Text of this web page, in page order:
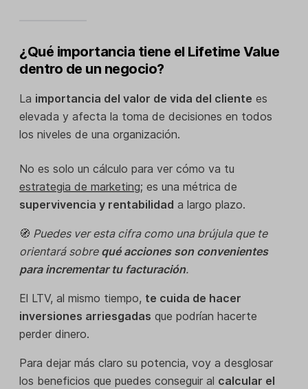
¿Qué importancia tiene el Lifetime Value
dentro de un negocio?
La importancia del valor de vida del cliente es
elevada y afecta la toma de decisiones en todos
los niveles de una organización.
No es solo un cálculo para ver cómo va tu
estrategia de marketing; es una métrica de
supervivencia y rentabilidad a largo plazo.
🧭 Puedes ver esta cifra como una brújula que te
orientará sobre qué acciones son convenientes
para incrementar tu facturación.
El LTV, al mismo tiempo, te cuida de hacer
inversiones arriesgadas que podrían hacerte
perder dinero.
Para dejar más claro su potencia, voy a desglosar
los beneficios que puedes conseguir al calcular el